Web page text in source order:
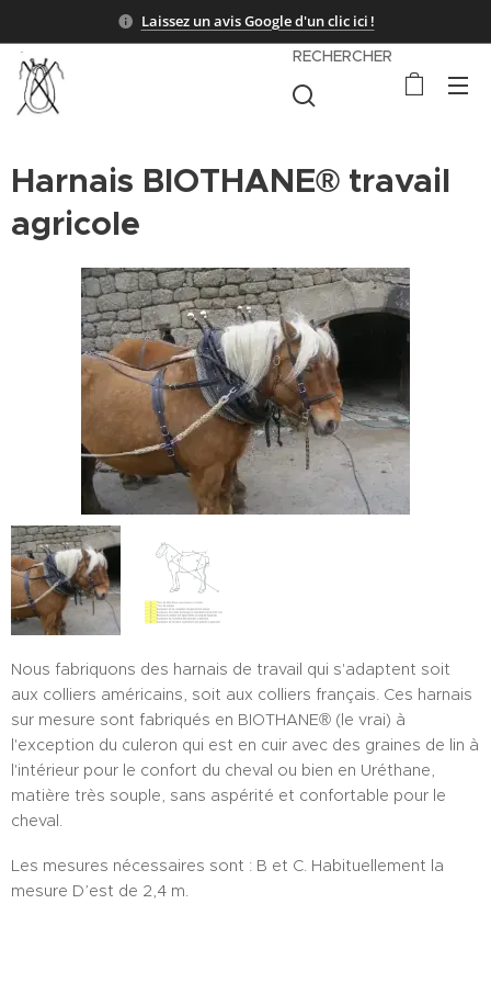
Laissez un avis Google d'un clic ici !
RECHERCHER
Harnais BIOTHANE® travail
agricole
Nous fabriquons des harnais de travail qui s'adaptent soit
aux colliers américains, soit aux colliers français. Ces harnais
sur mesure sont fabriqués en BIOTHANE® (le vrai) à
l'exception du culeron qui est en cuir avec des graines de lin à
l'intérieur pour le confort du cheval ou bien en Uréthane,
matière très souple, sans aspérité et confortable pour le
cheval.
Les mesures nécessaires sont : B et C. Habituellement la
mesure D’est de 2,4 m.